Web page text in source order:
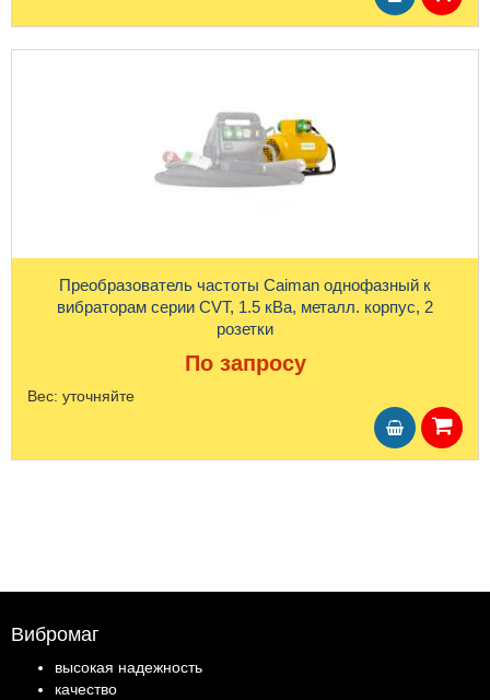
Преобразователь частоты Caiman однофазный к
вибраторам серии CVT, 1.5 кВа, металл. корпус, 2
розетки
По запросу
Вес: уточняйте
Вибромаг
высокая надежность
качество